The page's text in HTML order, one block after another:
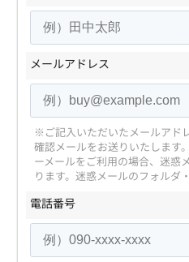
メールアドレス
※ご記入いただいたメールアド
確認メールをお送りいたします。
ーメールをご利用の場合、迷惑
ります。迷惑メールのフォルダ
電話番号